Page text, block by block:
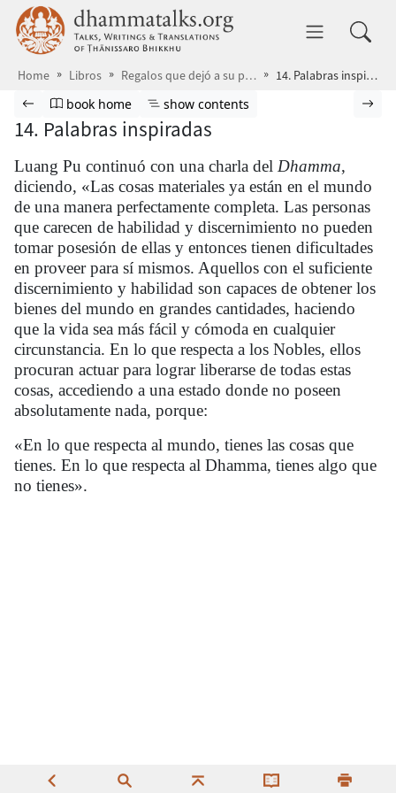
Skip to main content dhammatalks.org
Home Libros Regalos que dejó a su paso 14. Palabras inspiradas
Browse book
Previous page
Go to book homepage
book home Show table of contents
show contents
14. Palabras inspiradas
Luang Pu continuó con una charla del Dhamma,
diciendo, «Las cosas materiales ya están en el mundo
de una manera perfectamente completa. Las personas
que carecen de habilidad y discernimiento no pueden
tomar posesión de ellas y entonces tienen dificultades
en proveer para sí mismos. Aquellos con el suficiente
discernimiento y habilidad son capaces de obtener los
bienes del mundo en grandes cantidades, haciendo
que la vida sea más fácil y cómoda en cualquier
circunstancia. En lo que respecta a los Nobles, ellos
procuran actuar para lograr liberarse de todas estas
cosas, accediendo a una estado donde no poseen
absolutamente nada, porque:
«En lo que respecta al mundo, tienes las cosas que
tienes. En lo que respecta al Dhamma, tienes algo que
no tienes».